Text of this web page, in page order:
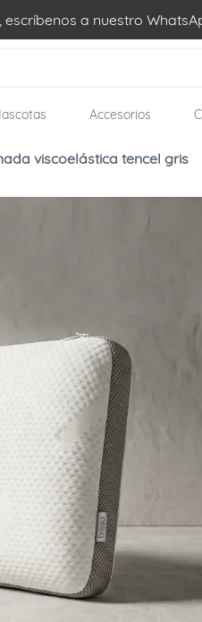
a nuestro
Accesorios
viscoelástica tencel gris